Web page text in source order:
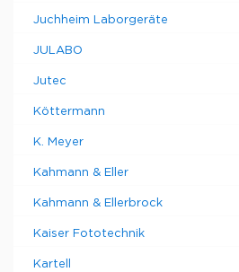
Juchheim Laborgeräte
JULABO
Jutec
Köttermann
K. Meyer
Kahmann & Eller
Kahmann & Ellerbrock
Kaiser Fototechnik
Kartell